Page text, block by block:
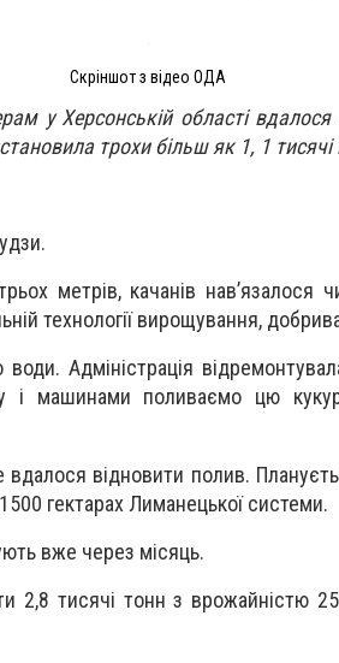
Скріншот з відео ОДА
у Херсонській області вдалося
трохи більш як 1, 1 тисячі
метрів, качанів нав’язалося
технології вирощування,
Адміністрація
і машинами поливаємо цю
вдалося відновити полив.
гектарах Лиманецької системи.
вже через місяць.
2,8 тисячі тонн з врожайністю